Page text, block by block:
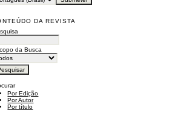
DA REVISTA
da Busca
Por Edição
Por Autor
Por título